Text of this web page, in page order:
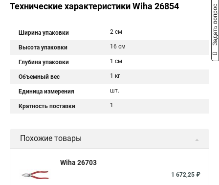
Технические характеристики Wiha 26854
Ширина упаковки 2 см
Высота упаковки 16 см
Глубина упаковки 1 см
Объемный вес 1 кг
Единица измерения шт.
Кратность поставки 1
Похожие товары
Wiha 26703
1 672,25 ₽
Задать вопрос